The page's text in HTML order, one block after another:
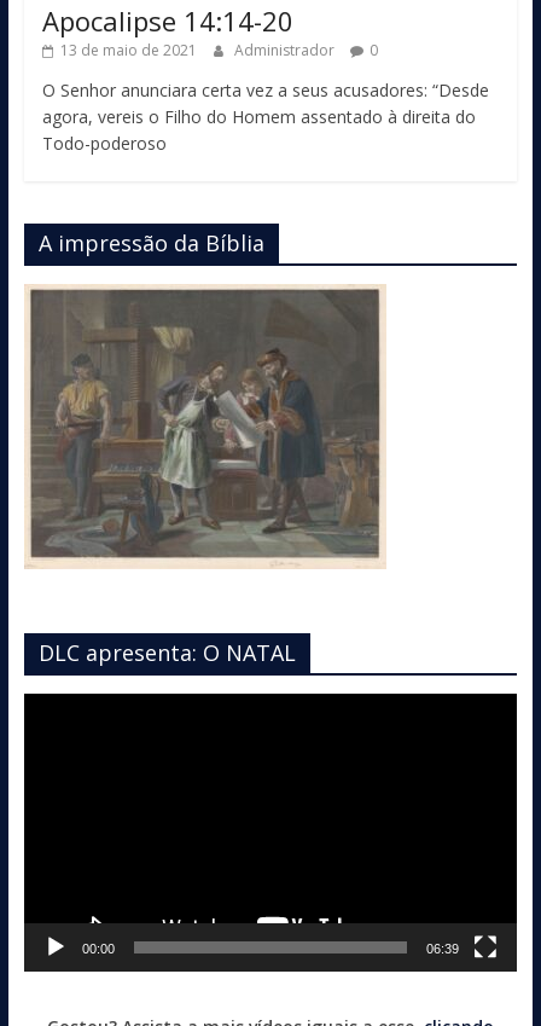
Apocalipse 14:14-20
13 de maio de 2021 Administrador 0
O Senhor anunciara certa vez a seus acusadores: “Desde
agora, vereis o Filho do Homem assentado à direita do
Todo-poderoso
A impressão da Bíblia
DLC apresenta: O NATAL
00:00 06:39